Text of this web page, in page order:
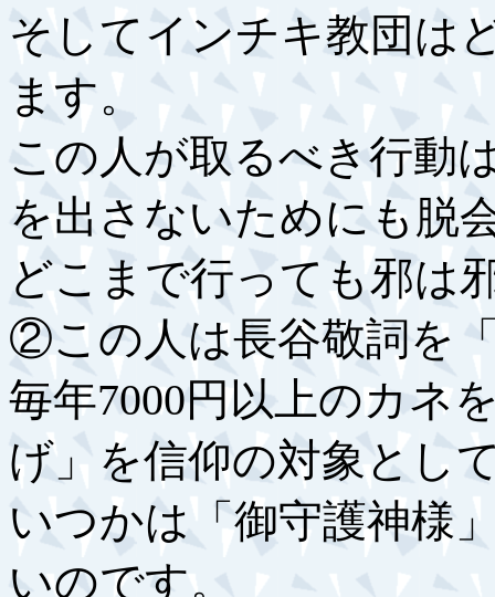
そしてインチキ教団は
ます。
この人が取るべき行動
を出さないためにも脱
どこまで行っても邪は
②この人は長谷敬詞を
毎年7000円以上のカネ
げ」を信仰の対象とし
いつかは「御守護神様
いのです。